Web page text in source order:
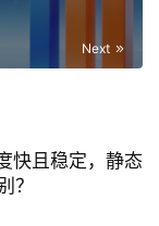
Next
快且稳定，静态
？